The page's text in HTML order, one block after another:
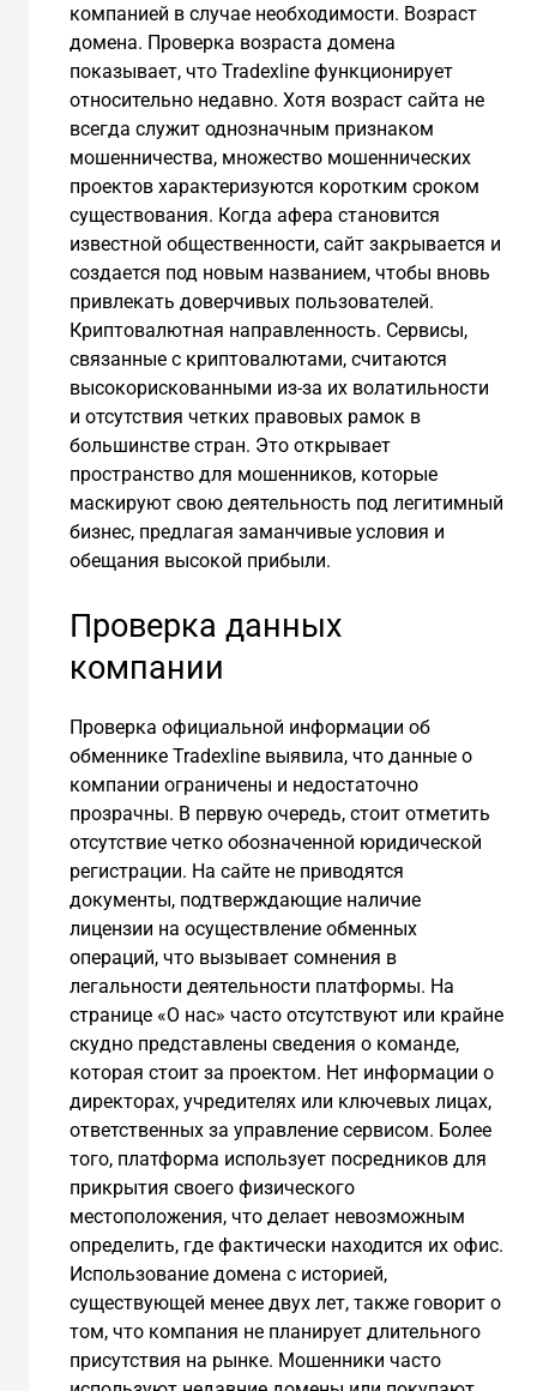
компанией в случае необходимости. Возраст
домена. Проверка возраста домена
показывает, что Tradexline функционирует
относительно недавно. Хотя возраст сайта не
всегда служит однозначным признаком
мошенничества, множество мошеннических
проектов характеризуются коротким сроком
существования. Когда афера становится
известной общественности, сайт закрывается и
создается под новым названием, чтобы вновь
привлекать доверчивых пользователей.
Криптовалютная направленность. Сервисы,
связанные с криптовалютами, считаются
высокорискованными из-за их волатильности
и отсутствия четких правовых рамок в
большинстве стран. Это открывает
пространство для мошенников, которые
маскируют свою деятельность под легитимный
бизнес, предлагая заманчивые условия и
обещания высокой прибыли.
Проверка данных
компании
Проверка официальной информации об
обменнике Tradexline выявила, что данные о
компании ограничены и недостаточно
прозрачны. В первую очередь, стоит отметить
отсутствие четко обозначенной юридической
регистрации. На сайте не приводятся
документы, подтверждающие наличие
лицензии на осуществление обменных
операций, что вызывает сомнения в
легальности деятельности платформы. На
странице «О нас» часто отсутствуют или крайне
скудно представлены сведения о команде,
которая стоит за проектом. Нет информации о
директорах, учредителях или ключевых лицах,
ответственных за управление сервисом. Более
того, платформа использует посредников для
прикрытия своего физического
местоположения, что делает невозможным
определить, где фактически находится их офис.
Использование домена с историей,
существующей менее двух лет, также говорит о
том, что компания не планирует длительного
присутствия на рынке. Мошенники часто